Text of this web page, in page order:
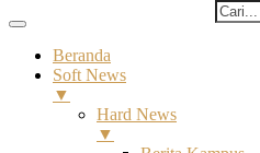
Beranda
Soft News
▼
Hard News
▼